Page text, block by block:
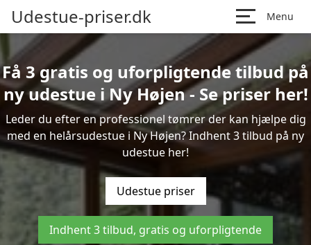
Udestue-priser.dk Menu
Få 3 gratis og uforpligtende tilbud på
ny udestue i Ny Højen - Se priser her!
Leder du efter en professionel tømrer der kan hjælpe dig
med en helårsudestue i Ny Højen? Indhent 3 tilbud på ny
udestue her!
Udestue priser
Indhent 3 tilbud, gratis og uforpligtende